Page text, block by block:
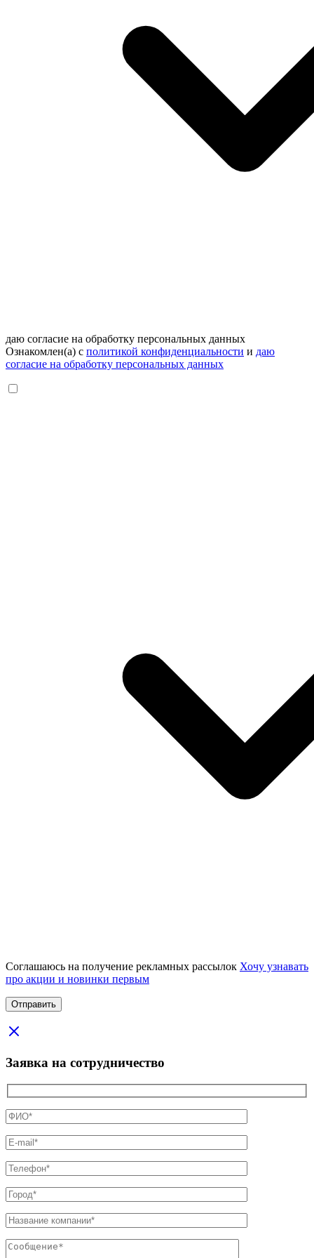
даю согласие на обработку персональных данных
Ознакомлен(а) с политикой конфиденциальности и даю
согласие на обработку персональных данных
Соглашаюсь на получение рекламных рассылок Хочу узнавать
про акции и новинки первым
Заявка на сотрудничество